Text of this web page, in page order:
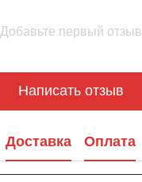
Добавьте первый отзыв
Написать отзыв
Доставка Оплата